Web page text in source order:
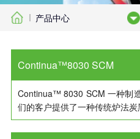
产品中心
Continua™8030 SCM
Continua™ 8030 SCM 一种制
们的客户提供了一种传统炉法炭